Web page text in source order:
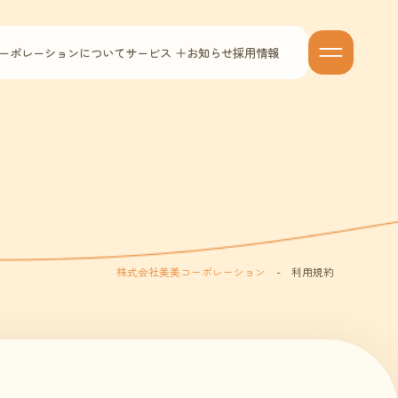
ポレーションについてサービス ＋お知らせ採用情報
株式会社美美コーポレーション - 利用規約